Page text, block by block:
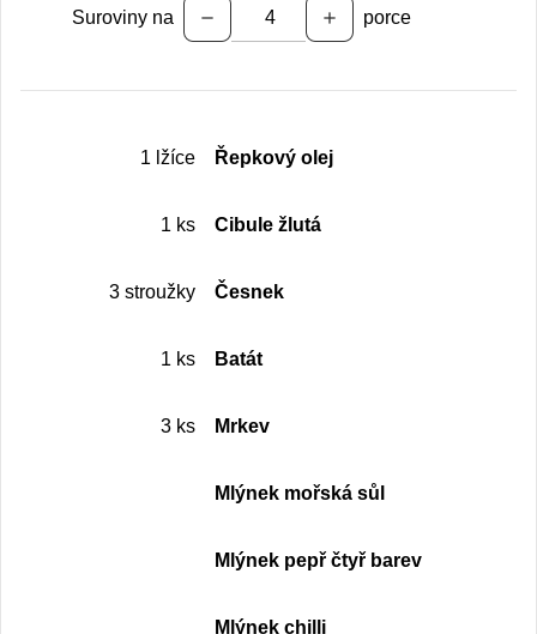
Suroviny na remove add porce
1 lžíce Řepkový olej
1 ks Cibule žlutá
3 stroužky Česnek
1 ks Batát
3 ks Mrkev
Mlýnek mořská sůl
Mlýnek pepř čtyř barev
Mlýnek chilli